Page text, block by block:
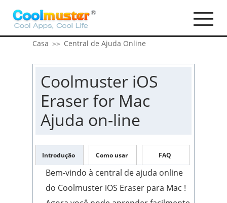
Casa >> Central de Ajuda Online
Coolmuster iOS
Eraser for Mac
Ajuda on-line
Introdução Como usar FAQ
Bem-vindo à central de ajuda online
do Coolmuster iOS Eraser para Mac !